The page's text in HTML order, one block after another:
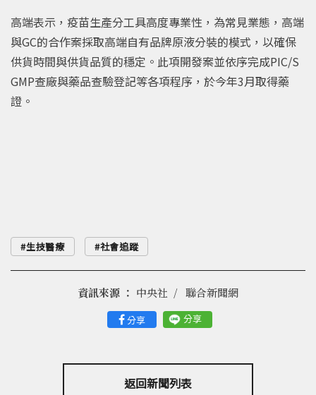
高端表示，疫苗生產分工具高度專業性，為常見業態，高端
與GC的合作案採取高端自有品牌原液分裝的模式，以確保
供貨時間與供貨品質的穩定。此項開發案並依序完成PIC/S
GMP查廠與藥品查驗登記等各項程序，於今年3月取得藥
證。
生技醫療 社會追蹤
分享 分享
資訊來源 ： 中央社 聯合新聞網
返回新聞列表